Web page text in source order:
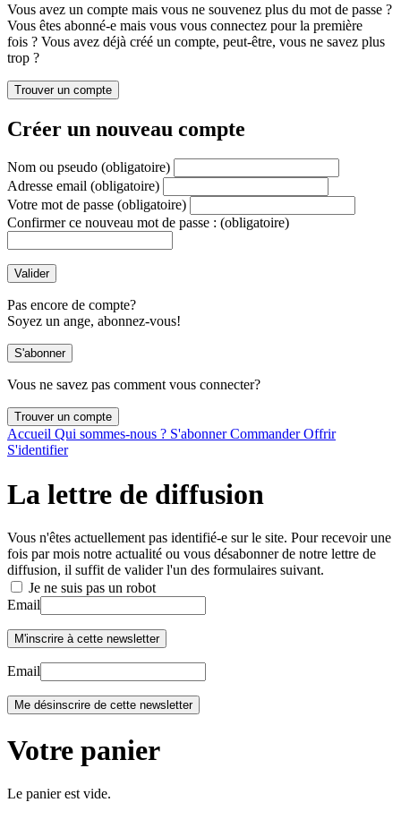
Vous avez un compte mais vous ne souvenez plus du mot de passe ?
Vous êtes abonné-e mais vous vous connectez pour la première
fois ? Vous avez déjà créé un compte, peut-être, vous ne savez plus
trop ?
Créer un nouveau compte
Nom ou pseudo (obligatoire)
Adresse email (obligatoire)
Votre mot de passe (obligatoire)
Confirmer ce nouveau mot de passe : (obligatoire)
Pas encore de compte?
Soyez un ange, abonnez-vous!
Vous ne savez pas comment vous connecter?
Accueil Qui sommes-nous ? S'abonnerCommanderOffrir
S'identifier
La lettre de diffusion
Vous n'êtes actuellement pas identifié-e sur le site. Pour recevoir une
fois par mois notre actualité ou vous désabonner de notre lettre de
diffusion, il suffit de valider l'un des formulaires suivant.
Je ne suis pas un robot
Email
Email
Votre panier
Le panier est vide.